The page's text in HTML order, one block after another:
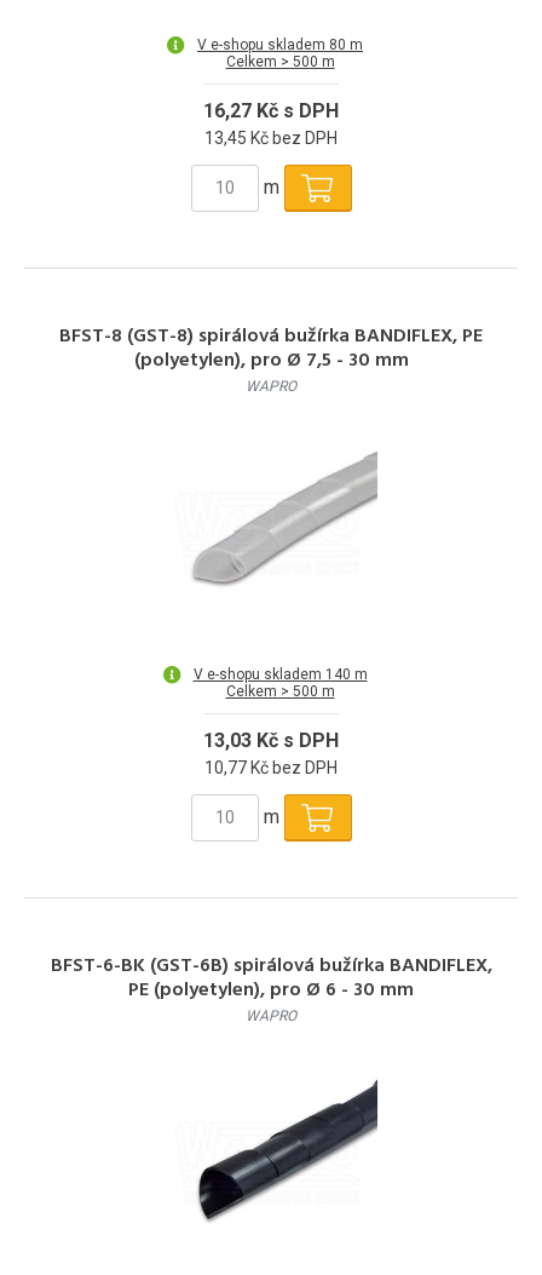
V e-shopu skladem 80 m
Celkem > 500 m
16,27 Kč s DPH
13,45 Kč bez DPH
m
BFST-8 (GST-8) spirálová bužírka BANDIFLEX, PE
(polyetylen), pro Ø 7,5 - 30 mm
WAPRO
V e-shopu skladem 140 m
Celkem > 500 m
13,03 Kč s DPH
10,77 Kč bez DPH
m
BFST-6-BK (GST-6B) spirálová bužírka BANDIFLEX,
PE (polyetylen), pro Ø 6 - 30 mm
WAPRO